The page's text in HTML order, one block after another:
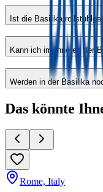
Ist die Basilika
Kann ich im Inneren der
Werden in der Basilika
Das könnte
Rome, Italy